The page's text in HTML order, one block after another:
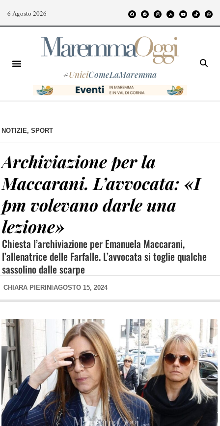
6 Agosto 2026
#UniciComeLaMaremma
NOTIZIE, SPORT
Archiviazione per la
Maccarani. L’avvocata: «I
pm volevano darle una
lezione»
Chiesta l’archiviazione per Emanuela Maccarani,
l’allenatrice delle Farfalle. L’avvocata si toglie qualche
sassolino dalle scarpe
CHIARA PIERINI AGOSTO 15, 2024